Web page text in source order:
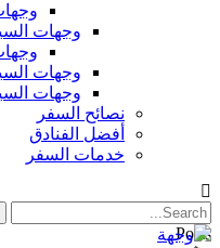
وجهات
وجهات
وجهات
نصائح السفر
أفضل الفنادق
خدمات السفر
Posts